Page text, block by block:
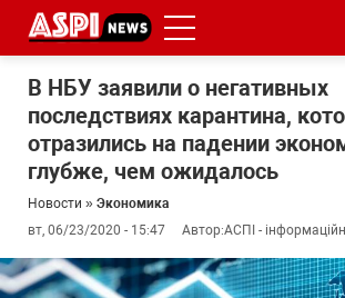
В НБУ заявили о негативных
последствиях карантина,
отразились на падении
глубже, чем ожидалось
Новости » Экономика
вт, 06/23/2020 - 15:47
Автор:АСПІ -
з